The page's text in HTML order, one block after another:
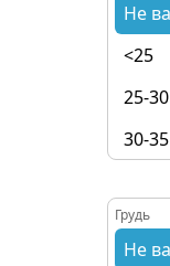
Не
<25
25-30
30-35
40+
Грудь
Не